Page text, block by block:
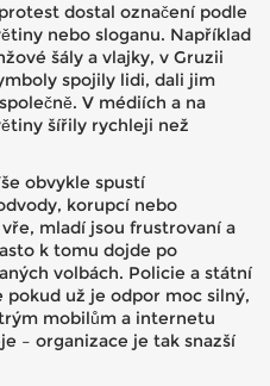
dostal označení podle
nebo sloganu. Například
šály a vlajky, v Gruzii
spojily lidi, dali jim
V médiích a na
šířily rychleji než
obvykle spustí
korupcí nebo
mladí jsou frustrovaní a
k tomu dojde po
volbách. Policie a státní
pokud už je odpor moc silný,
mobilům a internetu
– organizace je tak snazší